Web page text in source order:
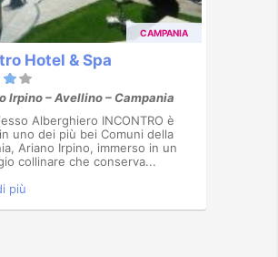
CAMPANIA
Hotel & Spa
Irpino – Avellino – Campania
Alberghiero INCONTRO è
uno dei più bei Comuni della
Ariano Irpino, immerso in un
collinare che conserva...
più